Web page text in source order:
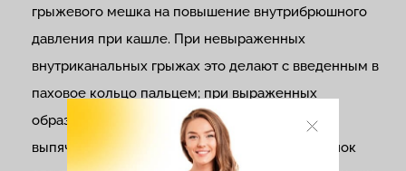
грыжевого мешка на повышение внутрибрюшного
давления при кашле. При невыраженных
внутриканальных грыжах это делают с введенным в
паховое кольцо пальцем; при выраженных
образованиях накладывают руку на само
выпячивание. Если при кашле реакция на толчок